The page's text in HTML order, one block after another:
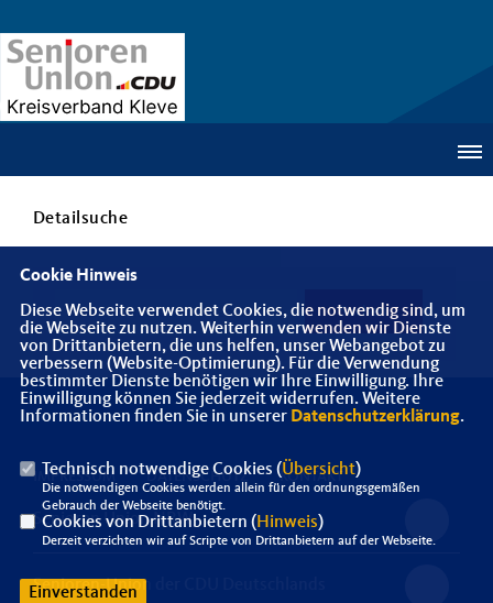
Detailsuche
IMPRESSUM DATENSCHUTZ KONTAKT
Senioren Union NRW
Senioren-Union der CDU Deutschlands
Cookie Hinweis
Diese Webseite verwendet Cookies, die notwendig sind, um
die Webseite zu nutzen. Weiterhin verwenden wir Dienste
von Drittanbietern, die uns helfen, unser Webangebot zu
verbessern (Website-Optimierung). Für die Verwendung
bestimmter Dienste benötigen wir Ihre Einwilligung. Ihre
Einwilligung können Sie jederzeit widerrufen. Weitere
Informationen finden Sie in unserer Datenschutzerklärung.
Technisch notwendige Cookies (Übersicht)
Die notwendigen Cookies werden allein für den ordnungsgemäßen
Gebrauch der Webseite benötigt.
Cookies von Drittanbietern ( Hinweis)
Derzeit verzichten wir auf Scripte von Drittanbietern auf der Webseite.
Einverstanden